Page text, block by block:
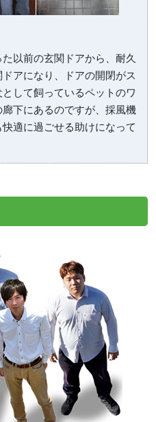
以前の玄関ドアから、耐久
アになり、ドアの開閉がス
して飼っているペットのワ
下にあるのですが、採風機
適に過ごせる助けになって